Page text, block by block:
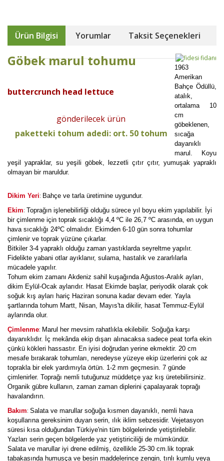
Ürün Bilgisi Yorumlar Taksit Seçenekleri
Göbek marul tohumu
buttercrunch head lettuce
gönderilecek ürün
paketteki tohum adedi: ort. 50 tohum
1963
Amerikan
Bahçe Ödüllü,
atalık,
ortalama 10
cm
göbeklenen,
sıcağa
dayanıklı
marul. Koyu
yeşil yapraklar, su yeşili göbek, lezzetli çıtır çıtır, yumuşak yapraklı
olmayan bir maruldur.
Dikim Yeri: Bahçe ve tarla üretimine uygundur.
Ekim: Toprağın işlenebilirliği olduğu sürece yıl boyu ekim yapılabilir. İyi
bir çimlenme için toprak sıcaklığı 4,4 ºC ile 26,7 ºC arasında, en uygun
hava sıcaklığı 24ºC olmalıdır. Ekimden 6-10 gün sonra tohumlar
çimlenir ve toprak yüzüne çıkarlar.
Bitkiler 3-4 yapraklı olduğu zaman yastıklarda seyreltme yapılır.
Fidelikte yabani otlar ayıklanır, sulama, hastalık ve zararlılarla
mücadele yapılır.
Tohum ekim zamanı Akdeniz sahil kuşağında Ağustos-Aralık ayları,
dikim Eylül-Ocak aylarıdır. Hasat Ekimde başlar, periyodik olarak çok
soğuk kış ayları hariç Haziran sonuna kadar devam eder. Yayla
şartlarında tohum Martt, Nisan, Mayıs'ta dikilir, hasat Temmuz-Eylül
aylarında olur.
Çimlenme: Marul her mevsim rahatlıkla ekilebilir. Soğuğa karşı
dayanıklıdır. İç mekânda ekip dışarı alınacaksa sadece peat torfa ekin
çünkü kökleri hassastır. En iyisi doğrudan yerine ekmektir. 20 cm
mesafe bırakarak tohumları, neredeyse yüzeye ekip üzerlerini çok az
toprakla bir elek yardımıyla örtün. 1-2 mm geçmesin. 7 günde
çimlenirler. Toprağı nemli tutuğunuz müddetçe yaz kış üretebilirsiniz.
Organik gübre kullanın, zaman zaman diplerini çapalayarak toprağı
havalandırın.
Bakım: Salata ve marullar soğuğa kısmen dayanıklı, nemli hava
koşullarına gereksinim duyan serin, ılık iklim sebzesidir. Vejetasyon
süresi kısa olduğundan Türkiye'nin tüm bölgelerinde yetiştirilebilir.
Yazları serin geçen bölgelerde yaz yetiştiriciliği de mümkündür.
Salata ve marullar iyi drene edilmiş, özellikle 25-30 cm.lik toprak
tabakasında humusça ve besin maddelerince zengin, tınlı kumlu veya